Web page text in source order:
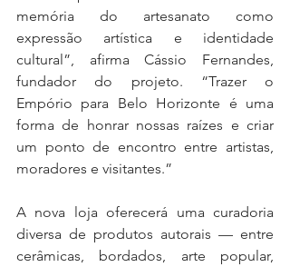
memória do artesanato como
expressão artística e identidade
cultural”, afirma Cássio Fernandes,
fundador do projeto. “Trazer o
Empório para Belo Horizonte é uma
forma de honrar nossas raízes e criar
um ponto de encontro entre artistas,
moradores e visitantes.”
A nova loja oferecerá uma curadoria
diversa de produtos autorais — entre
cerâmicas, bordados, arte popular,